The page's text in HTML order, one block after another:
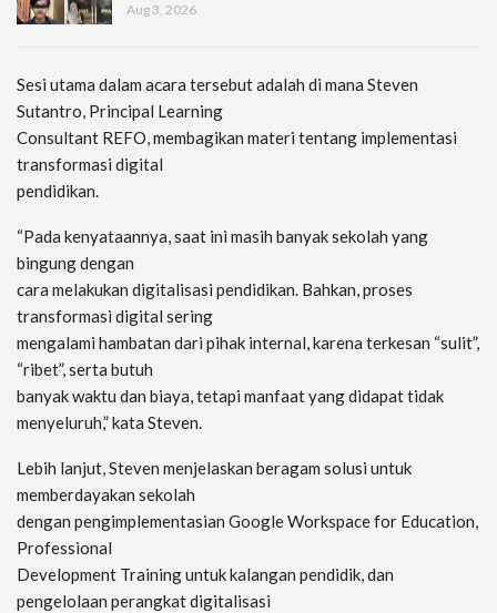
Aug 3, 2026
Sesi utama dalam acara tersebut adalah di mana Steven
Sutantro, Principal Learning
Consultant REFO, membagikan materi tentang implementasi
transformasi digital
pendidikan.
“Pada kenyataannya, saat ini masih banyak sekolah yang
bingung dengan
cara melakukan digitalisasi pendidikan. Bahkan, proses
transformasi digital sering
mengalami hambatan dari pihak internal, karena terkesan “sulit”,
“ribet”, serta butuh
banyak waktu dan biaya, tetapi manfaat yang didapat tidak
menyeluruh,” kata Steven.
Lebih lanjut, Steven menjelaskan beragam solusi untuk
memberdayakan sekolah
dengan pengimplementasian Google Workspace for Education,
Professional
Development Training untuk kalangan pendidik, dan
pengelolaan perangkat digitalisasi